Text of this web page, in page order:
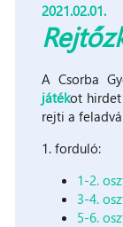
2021.02.01.
A Csorba
játékot hirdet
rejti a
1. forduló:
1-2.
3-4.
5-6.